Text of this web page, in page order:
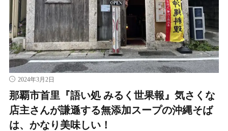
2024年3月2日
那覇市首里『語い処 みるく世果報』気さくな
店主さんが謙遜する無添加スープの沖縄そば
は、かなり美味しい！